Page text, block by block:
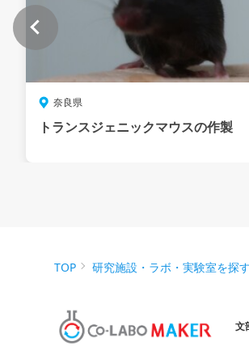
奈良県
トランスジェニックマウスの作製
TOP 研究施設・ラボ・実験室を探す
文